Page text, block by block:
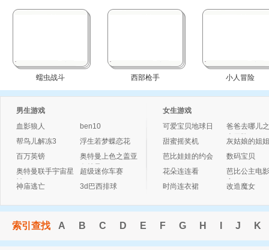
蠕虫战斗 西部枪手 小人冒险
男生游戏
血影狼人
ben10
帮鸟儿解冻3
浮生若梦蝶恋花
百万英镑
奥特曼上色之盖亚
奥特曼
奥特曼联手宇宙星
神
超级迷你车赛
神庙逃亡
3d巴西排球
女生游戏
可爱宝贝地球日
爸爸去哪儿
大冒险3
甜蜜摇奖机
灰姑娘的姐姐
芭比娃娃的约会
数码宝贝
花朵连连看
芭比公主电
字
时尚连衣裙 改造魔女
索引查找 A B C D E F G H J K